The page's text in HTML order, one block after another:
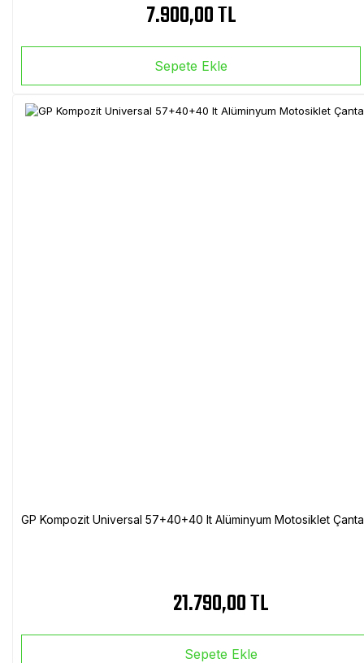
7.900,00 TL
Sepete Ekle
GP Kompozit Universal 57+40+40 lt Alüminyum Motosiklet
21.790,00 TL
Sepete Ekle